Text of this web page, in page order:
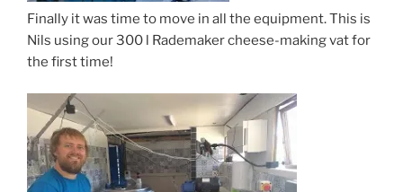
Finally it was time to move in all the equipment. This is
Nils using our 300 l Rademaker cheese-making vat for
the first time!